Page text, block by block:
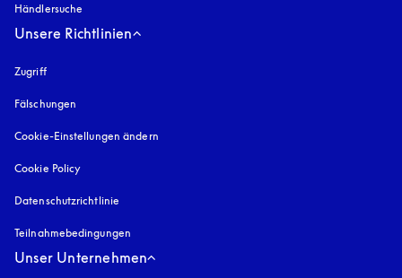
Händlersuche
Unsere Richtlinien
Zugrifföffnet sich in einem neuen Tab
Fälschungen
Cookie-Einstellungen ändern
Cookie Policy
Datenschutzrichtlinie
Teilnahmebedingungen
Unser Unternehmen